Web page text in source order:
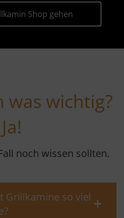
Shop gehen
was wichtig?
Ja!
noch wissen sollten.
Grillkamine so viel